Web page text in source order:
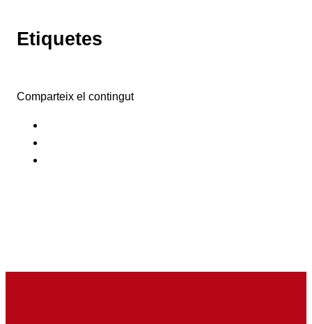
Etiquetes
Comparteix el contingut